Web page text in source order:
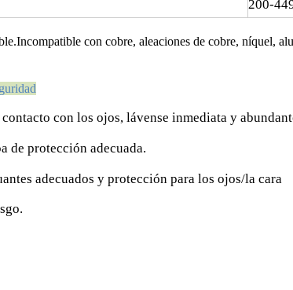
200-
con cobre, aleaciones de cobre, níquel,
contacto con los ojos, lávense inmediata y
de protección adecuada.
adecuados y protección para los ojos/la cara
.